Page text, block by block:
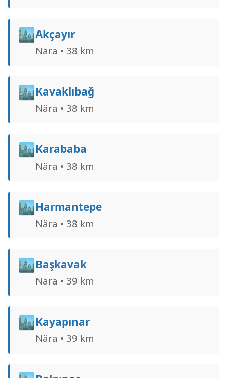
🏙️Akçayır
Nära • 38 km
🏙️Kavaklıbağ
Nära • 38 km
🏙️Karababa
Nära • 38 km
🏙️Harmantepe
Nära • 38 km
🏙️Başkavak
Nära • 39 km
🏙️Kayapınar
Nära • 39 km